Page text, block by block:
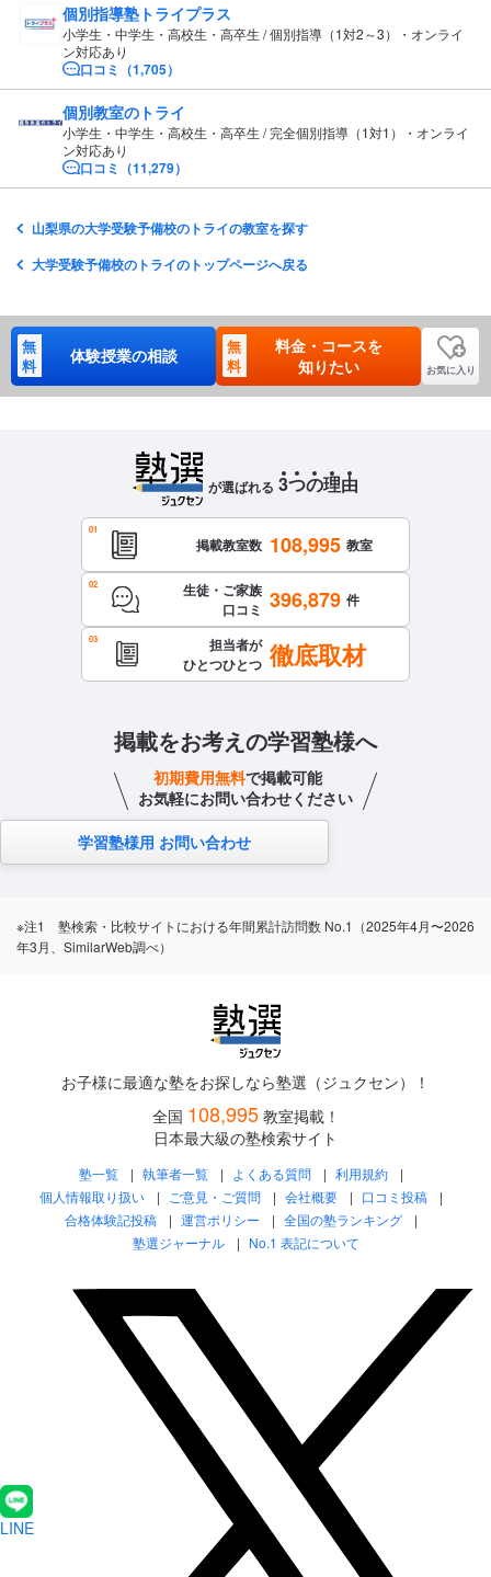
個別指導塾トライプラス
小学生・中学生・高校生・高卒生 / 個別指導（1対2～3）・オンライ
ン対応あり
口コミ（1,705）
個別教室のトライ
小学生・中学生・高校生・高卒生 / 完全個別指導（1対1）・オンライ
ン対応あり
口コミ（11,279）
山梨県の大学受験予備校のトライの教室を探す
大学受験予備校のトライのトップページへ戻る
無
料
体験授業の相談
無
料
料金・コースを
知りたい
お気に入り
が選ばれる 3つの理由
掲載教室数 108,995 教室
生徒・ご家族
口コミ 396,879 件
担当者が
ひとつひとつ 徹底取材
掲載をお考えの学習塾様へ
初期費用無料で掲載可能
お気軽にお問い合わせください
学習塾様用 お問い合わせ
※注1 塾検索・比較サイトにおける年間累計訪問数 No.1（2025年4月〜2026
年3月、SimilarWeb調べ）
お子様に最適な塾をお探しなら塾選（ジュクセン）！
全国 108,995 教室掲載！
日本最大級の塾検索サイト
塾一覧 執筆者一覧 よくある質問
利用規約
個人情報取り扱い
ご意見・ご質問 会社概要
口コミ投稿
合格体験記投稿
運営ポリシー
全国の塾ランキング
塾選ジャーナル
No.1 表記について
LINE